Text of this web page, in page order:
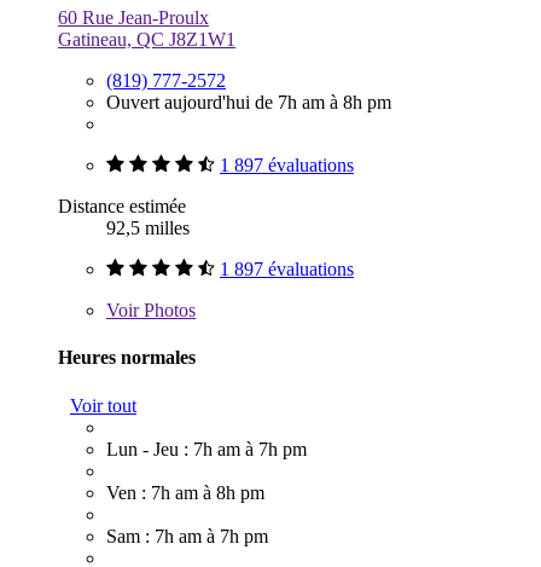
60 Rue Jean-Proulx
Gatineau, QC J8Z1W1
(819) 777-2572
Ouvert aujourd'hui de 7h am à 8h pm
1 897 évaluations
Distance estimée
92,5 milles
1 897 évaluations
VoirPhotos
Heures normales
Voir tout
Lun - Jeu : 7h am à 7h pm
Ven : 7h am à 8h pm
Sam : 7h am à 7h pm